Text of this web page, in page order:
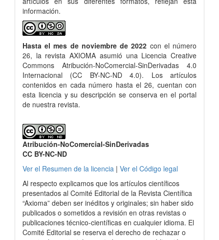
información.
Hasta el mes de noviembre de 2022 con el número
26, la revista AXIOMA asumió una Licencia Creative
Commons Atribución-NoComercial-SinDerivadas 4.0
Internacional (CC BY-NC-ND 4.0). Los artículos
contenidos en cada número hasta el 26, cuentan con
esta licencia y su descripción se conserva en el portal
de nuestra revista.
Atribución-NoComercial-SinDerivadas
CC BY-NC-ND
Ver el Resumen de la licencia | Ver el Código legal
Al respecto explicamos que los artículos científicos
presentados al Comité Editorial de la Revista Científica
“Axioma” deben ser inéditos y originales; sin haber sido
publicados o sometidos a revisión en otras revistas o
publicaciones técnico-científicas en cualquier idioma. El
Comité Editorial se reserva el derecho de rechazar o